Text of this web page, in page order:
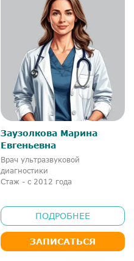
Заузолкова Марина
Евгеньевна
Врач ультразвуковой
диагностики
Стаж - с 2012 года
ПОДРОБНЕЕ
ЗАПИСАТЬСЯ